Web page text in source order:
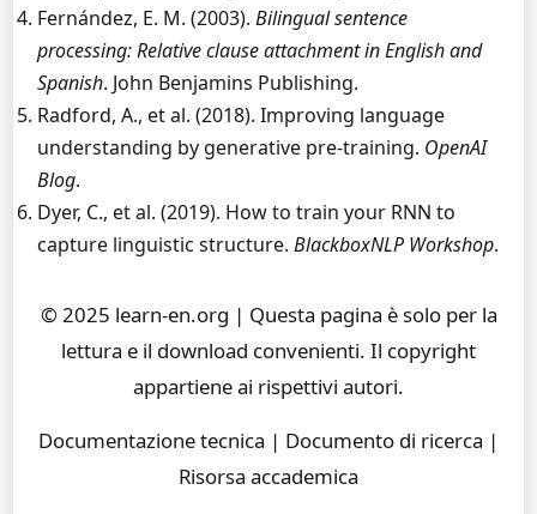
Fernández, E. M. (2003). Bilingual sentence
processing: Relative clause attachment in English and
Spanish. John Benjamins Publishing.
Radford, A., et al. (2018). Improving language
understanding by generative pre-training. OpenAI
Blog.
Dyer, C., et al. (2019). How to train your RNN to
capture linguistic structure. BlackboxNLP Workshop.
© 2025 learn-en.org | Questa pagina è solo per la
lettura e il download convenienti. Il copyright
appartiene ai rispettivi autori.
Documentazione tecnica | Documento di ricerca |
Risorsa accademica